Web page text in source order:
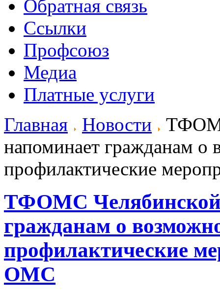
Обратная связь
Ссылки
Профсоюз
Медиа
Платные услуги
Главная
Новости
напоминает гражданам о
профилактические
ТФОМС Челябинской
гражданам о
профилактические
ОМС